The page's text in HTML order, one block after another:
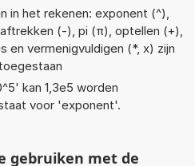
in het rekenen: exponent (^),
(-), pi (π), optellen (+),
en vermenigvuldigen (*, x) zijn
kan 1,3e5 worden
voor 'exponent'.
gebruiken met de